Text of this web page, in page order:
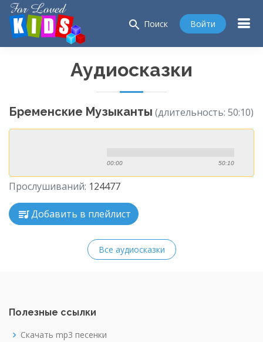
search Поиск Войти
Аудиосказки
Бременские Музыканты (длительность: 50:10)
00:00 50:10
Прослушиваний: 124477
Добавить в плейлист
Все аудиосказки
Полезные ссылки
Скачать mp3 песенки